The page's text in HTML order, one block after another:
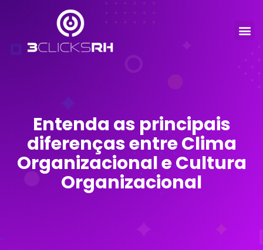
Entenda as principais
diferenças entre Clima
Organizacional e Cultura
Organizacional